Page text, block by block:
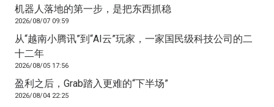
机器人落地的第一步，是把东西抓稳
2026/08/07 09:59
从“越南小腾讯”到“AI云”玩家，一家国民级科技公司的二
十二年
2026/08/05 17:56
盈利之后，Grab踏入更难的“下半场”
2026/08/04 22:25